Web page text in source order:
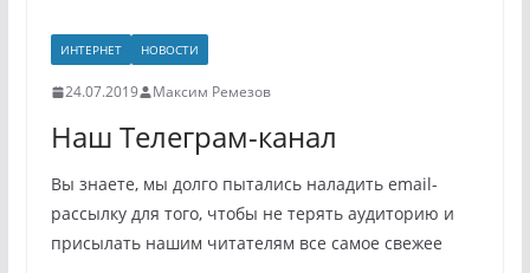
ИНТЕРНЕТ НОВОСТИ
24.07.2019 Максим Ремезов
Наш Телеграм-канал
Вы знаете, мы долго пытались наладить email-
рассылку для того, чтобы не терять аудиторию и
присылать нашим читателям все самое свежее